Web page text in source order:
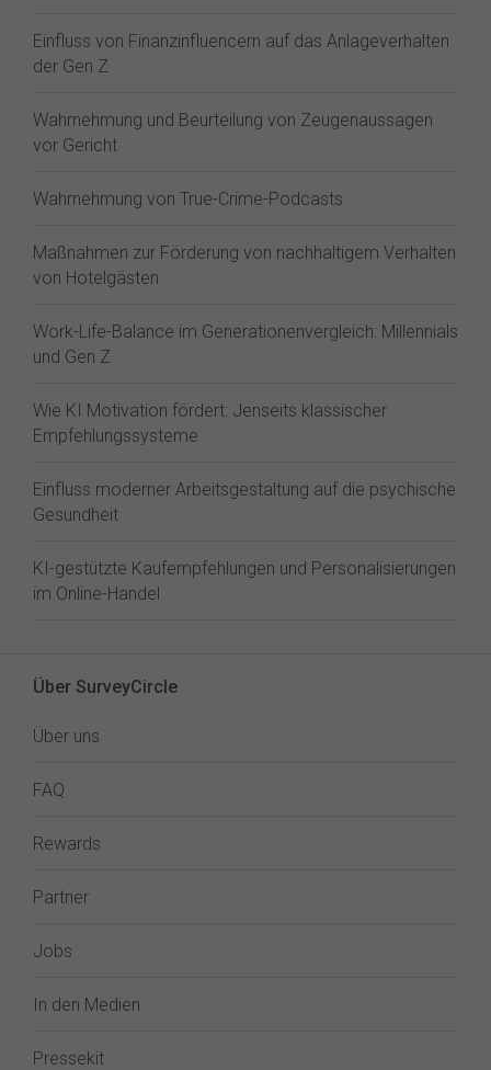
Einfluss von Finanzinfluencern auf das Anlageverhalten
der Gen Z⁠
Wahrnehmung und Beurteilung von Zeugenaussagen
vor Gericht
Wahrnehmung von True-Crime-Podcasts
Maßnahmen zur Förderung von nachhaltigem Verhalten
von Hotelgästen
Work-Life-Balance im Generationenvergleich: Millennials
und Gen Z
Wie KI Motivation fördert: Jenseits klassischer
Empfehlungssysteme
Einfluss moderner Arbeitsgestaltung auf die psychische
Gesundheit
KI-gestützte Kaufempfehlungen und Personalisierungen
im Online-Handel
Über SurveyCircle
Über uns
FAQ
Rewards
Partner
Jobs
In den Medien
Pressekit